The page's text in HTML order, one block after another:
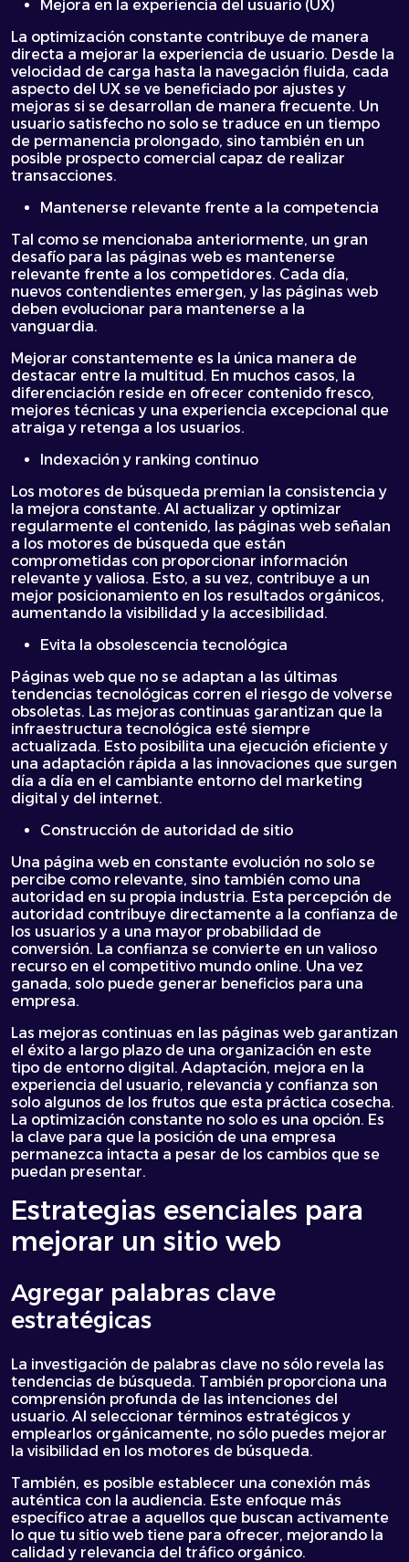
Mejora en la experiencia del usuario (UX)
La optimización constante contribuye de manera
directa a mejorar la experiencia de usuario. Desde la
velocidad de carga hasta la navegación fluida, cada
aspecto del UX se ve beneficiado por ajustes y
mejoras si se desarrollan de manera frecuente. Un
usuario satisfecho no solo se traduce en un tiempo
de permanencia prolongado, sino también en un
posible prospecto comercial capaz de realizar
transacciones.
Mantenerse relevante frente a la competencia
Tal como se mencionaba anteriormente, un gran
desafío para las páginas web es mantenerse
relevante frente a los competidores. Cada día,
nuevos contendientes emergen, y las páginas web
deben evolucionar para mantenerse a la
vanguardia.
Mejorar constantemente es la única manera de
destacar entre la multitud. En muchos casos, la
diferenciación reside en ofrecer contenido fresco,
mejores técnicas y una experiencia excepcional que
atraiga y retenga a los usuarios.
Indexación y ranking continuo
Los motores de búsqueda premian la consistencia y
la mejora constante. Al actualizar y optimizar
regularmente el contenido, las páginas web señalan
a los motores de búsqueda que están
comprometidas con proporcionar información
relevante y valiosa. Esto, a su vez, contribuye a un
mejor posicionamiento en los resultados orgánicos,
aumentando la visibilidad y la accesibilidad.
Evita la obsolescencia tecnológica
Páginas web que no se adaptan a las últimas
tendencias tecnológicas corren el riesgo de volverse
obsoletas. Las mejoras continuas garantizan que la
infraestructura tecnológica esté siempre
actualizada. Esto posibilita una ejecución eficiente y
una adaptación rápida a las innovaciones que surgen
día a día en el cambiante entorno del marketing
digital y del internet.
Construcción de autoridad de sitio
Una página web en constante evolución no solo se
percibe como relevante, sino también como una
autoridad en su propia industria. Esta percepción de
autoridad contribuye directamente a la confianza de
los usuarios y a una mayor probabilidad de
conversión. La confianza se convierte en un valioso
recurso en el competitivo mundo online. Una vez
ganada, solo puede generar beneficios para una
empresa.
Las mejoras continuas en las páginas web garantizan
el éxito a largo plazo de una organización en este
tipo de entorno digital. Adaptación, mejora en la
experiencia del usuario, relevancia y confianza son
solo algunos de los frutos que esta práctica cosecha.
La optimización constante no solo es una opción. Es
la clave para que la posición de una empresa
permanezca intacta a pesar de los cambios que se
puedan presentar.
Estrategias esenciales para
mejorar un sitio web
Agregar palabras clave
estratégicas
La investigación de palabras clave no sólo revela las
tendencias de búsqueda. También proporciona una
comprensión profunda de las intenciones del
usuario. Al seleccionar términos estratégicos y
emplearlos orgánicamente, no sólo puedes mejorar
la visibilidad en los motores de búsqueda.
También, es posible establecer una conexión más
auténtica con la audiencia. Este enfoque más
específico atrae a aquellos que buscan activamente
lo que tu sitio web tiene para ofrecer, mejorando la
calidad y relevancia del tráfico orgánico.